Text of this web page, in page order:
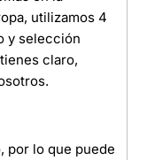
utilizamos 4
y selección
claro,
por lo que puede